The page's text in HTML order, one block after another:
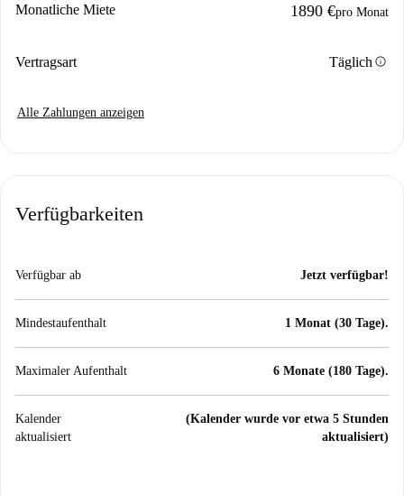
Monatliche Miete 1890 €pro Monat
Vertragsart Täglichinfo
Alle Zahlungen anzeigen
Verfügbarkeiten
Verfügbar ab Jetzt verfügbar!
Mindestaufenthalt 1 Monat (30 Tage).
Maximaler Aufenthalt 6 Monate (180 Tage).
Kalender
aktualisiert
(Kalender wurde vor etwa 5 Stunden
aktualisiert)